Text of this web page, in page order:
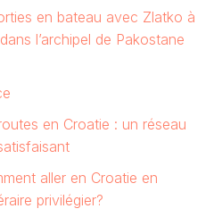
en bateau avec Zlatko à
l’archipel de Pakostane
en Croatie : un réseau
aller en Croatie en
privilégier?